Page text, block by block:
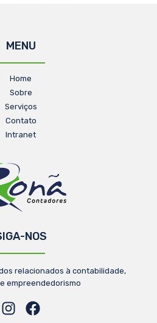
MENU
Home
Sobre
Serviços
Contato
Intranet
NOS
relacionados à contabilidade,
empreendedorismo